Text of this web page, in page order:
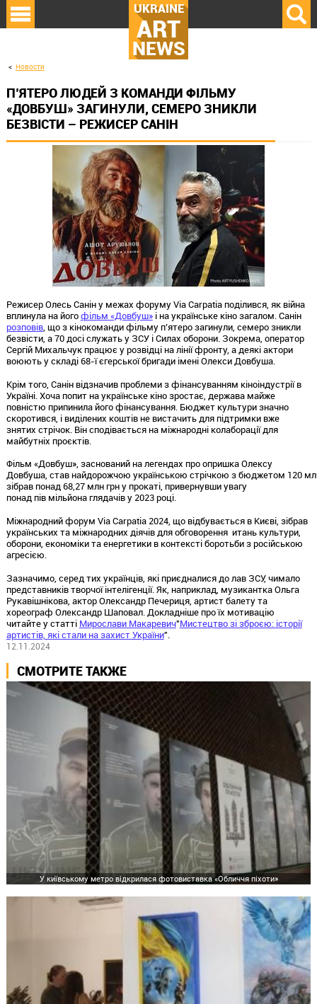
UKRAINE
ART
NEWS
Новости
П’ЯТЕРО ЛЮДЕЙ З КОМАНДИ ФІЛЬМУ
«ДОВБУШ» ЗАГИНУЛИ, СЕМЕРО ЗНИКЛИ
БЕЗВІСТИ – РЕЖИСЕР САНІН
Режисер Олесь Санін у межах форуму Via Carpatia поділився, як війна
вплинула на йогофільм «Довбуш»і на українське кіно загалом. Санін
розповів, що з кінокоманди фільму п’ятеро загинули, семеро зникли
безвісти, а 70 досі служать у ЗСУ і Силах оборони. Зокрема, оператор
Сергій Михальчук працює у розвідці на лінії фронту, а деякі актори
воюють у складі 68-ї єгерської бригади імені Олекси Довбуша.
Крім того, Санін відзначив проблеми з фінансуванням кіноіндустрії в
Україні. Хоча попит на українське кіно зростає, держава майже
повністю припинила його фінансування. Бюджет культури значно
скоротився, і виділених коштів не вистачить для підтримки вже
знятих стрічок. Він сподівається на міжнародні колаборації для
майбутніх проєктів.
Фільм «Довбуш», заснований на легендах про опришка Олексу
Довбуша, став найдорожчою українською стрічкою з бюджетом 120
зібрав понад 68,27 млн грн у прокаті, привернувши увагу
понад пів мільйона глядачів у 2023 році.
Міжнародний форум Via Carpatia 2024, що відбувається в Києві, зібрав
українських та міжнародних діячів для обговорення итань культури,
оборони, економіки та енергетики в контексті боротьби з російською
агресією.
Зазначимо, серед тих українців, які приєдналися до лав ЗСУ, чимало
представників творчої інтелігенції. Як, наприклад, музикантка Ольга
Рукавішнікова, актор Олександр Печериця, артист балету та
хореограф Олександр Шаповал. Докладніше про їх мотивацію
читайте у статті Мирослави Макаревич"Мистецтво зі зброєю: історії
артистів, які стали на захист України".
12.11.2024
СМОТРИТЕ ТАКЖЕ
У київському метро відкрилася фотовиставка «Обличчя піхоти»